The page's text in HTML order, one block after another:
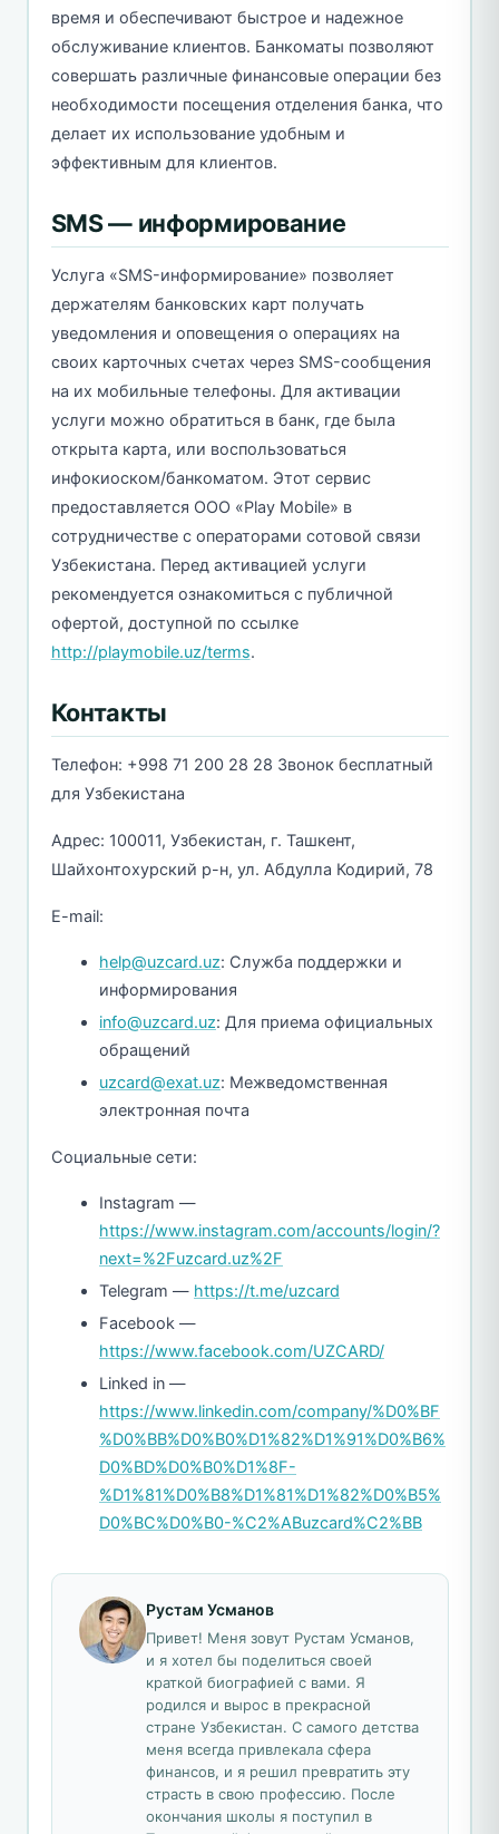
время и обеспечивают быстрое и надежное
обслуживание клиентов. Банкоматы позволяют
совершать различные финансовые операции без
необходимости посещения отделения банка, что
делает их использование удобным и
эффективным для клиентов.
SMS — информирование
Услуга «SMS-информирование» позволяет
держателям банковских карт получать
уведомления и оповещения о операциях на
своих карточных счетах через SMS-сообщения
на их мобильные телефоны. Для активации
услуги можно обратиться в банк, где была
открыта карта, или воспользоваться
инфокиоском/банкоматом. Этот сервис
предоставляется ООО «Play Mobile» в
сотрудничестве с операторами сотовой связи
Узбекистана. Перед активацией услуги
рекомендуется ознакомиться с публичной
офертой, доступной по ссылке
http://playmobile.uz/terms.
Контакты
Телефон: +998 71 200 28 28 Звонок бесплатный
для Узбекистана
Адрес: 100011, Узбекистан, г. Ташкент,
Шайхонтохурский р-н, ул. Абдулла Кодирий, 78
E-mail:
help@uzcard.uz: Служба поддержки и
информирования
info@uzcard.uz: Для приема официальных
обращений
uzcard@exat.uz: Межведомственная
электронная почта
Социальные сети:
Instagram —
https://www.instagram.com/accounts/login/?
next=%2Fuzcard.uz%2F
Telegram — https://t.me/uzcard
Facebook —
https://www.facebook.com/UZCARD/
Linked in —
https://www.linkedin.com/company/%D0%BF
%D0%BB%D0%B0%D1%82%D1%91%D0%B6%
D0%BD%D0%B0%D1%8F-
%D1%81%D0%B8%D1%81%D1%82%D0%B5%
D0%BC%D0%B0-%C2%ABuzcard%C2%BB
Рустам Усманов
Привет! Меня зовут Рустам Усманов,
и я хотел бы поделиться своей
краткой биографией с вами. Я
родился и вырос в прекрасной
стране Узбекистан. С самого детства
меня всегда привлекала сфера
финансов, и я решил превратить эту
страсть в свою профессию. После
окончания школы я поступил в